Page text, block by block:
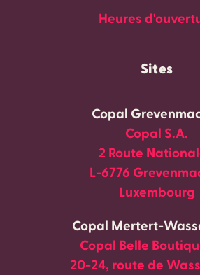
Heures
Sites
Copal
Copal S.A.
2 Route
L-6776
Luxembourg
Copal Mertert-
Copal Belle
20-24, route de